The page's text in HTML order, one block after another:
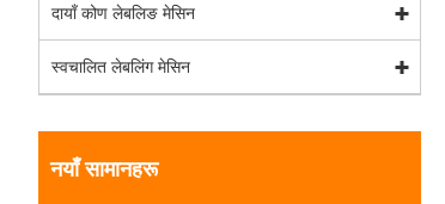
दायाँ कोण लेबलिङ मेसिन
स्वचालित लेबलिंग मेसिन
नयाँ सामानहरू